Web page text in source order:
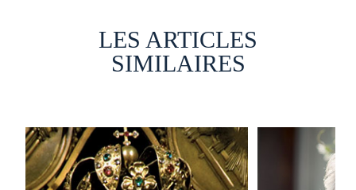
LES ARTICLES
SIMILAIRES